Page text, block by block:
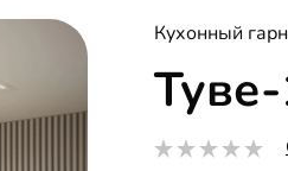
Кухонный